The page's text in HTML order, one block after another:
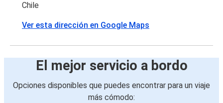
Chile
Ver esta dirección en Google Maps
El mejor servicio a bordo
Opciones disponibles que puedes encontrar para un viaje
más cómodo: